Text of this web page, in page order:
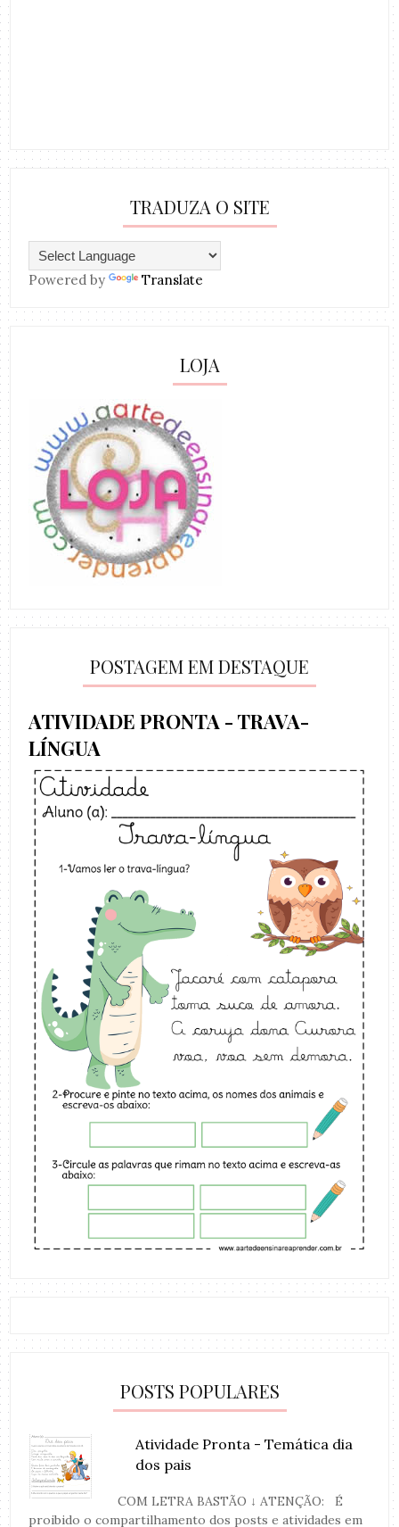
TRADUZA O SITE
Powered by Translate
LOJA
POSTAGEM EM DESTAQUE
ATIVIDADE PRONTA - TRAVA-
LÍNGUA
POSTS POPULARES
Atividade Pronta - Temática dia
dos pais
COM LETRA BASTÃO ↓ ATENÇÃO: É
proibido o compartilhamento dos posts e atividades em